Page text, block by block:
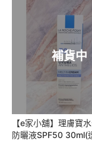
補貨中
【e家小舖】理膚寶
防曬液SPF50 30ml(